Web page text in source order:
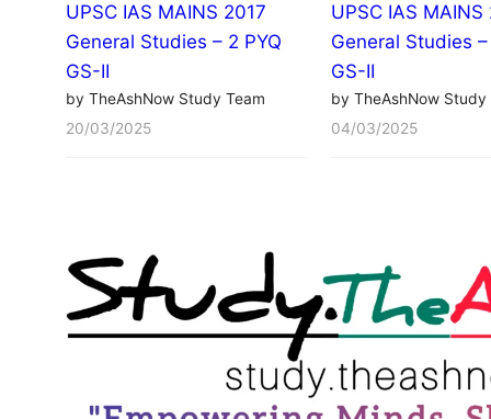
UPSC IAS MAINS 2017
General Studies – 2 PYQ
GS-II
by TheAshNow Study Team
20/03/2025
UPSC IAS MAINS
General Studies –
GS-II
by TheAshNow Study
04/03/2025